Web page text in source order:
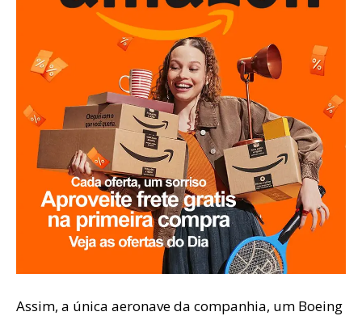
Assim, a única aeronave da companhia, um Boeing